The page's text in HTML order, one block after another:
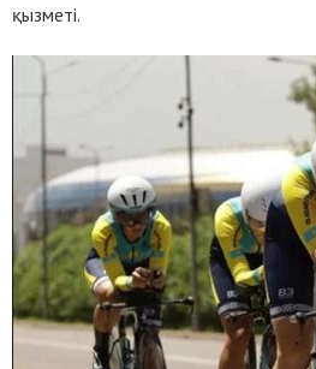
қызметі.